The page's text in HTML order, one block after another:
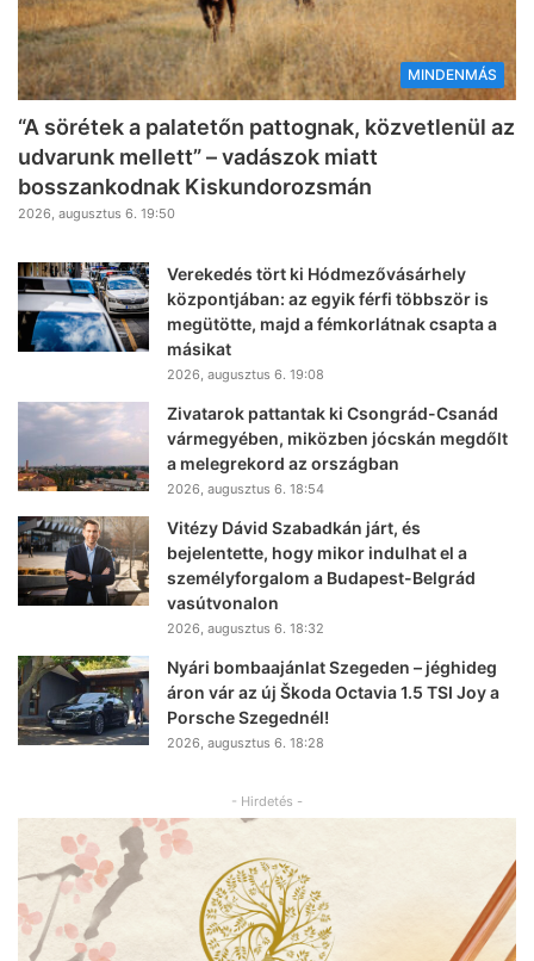
MINDENMÁS
“A sörétek a palatetőn pattognak, közvetlenül az
udvarunk mellett” – vadászok miatt
bosszankodnak Kiskundorozsmán
2026, augusztus 6. 19:50
Verekedés tört ki Hódmezővásárhely
központjában: az egyik férfi többször is
megütötte, majd a fémkorlátnak csapta a
másikat
2026, augusztus 6. 19:08
Zivatarok pattantak ki Csongrád-Csanád
vármegyében, miközben jócskán megdőlt
a melegrekord az országban
2026, augusztus 6. 18:54
Vitézy Dávid Szabadkán járt, és
bejelentette, hogy mikor indulhat el a
személyforgalom a Budapest-Belgrád
vasútvonalon
2026, augusztus 6. 18:32
Nyári bombaajánlat Szegeden – jéghideg
áron vár az új Škoda Octavia 1.5 TSI Joy a
Porsche Szegednél!
2026, augusztus 6. 18:28
- Hirdetés -